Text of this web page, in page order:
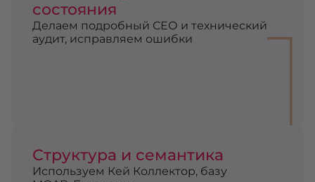
состояния
Делаем подробный СЕО и технический
аудит, исправляем ошибки
1
Структура и семантика
Используем Кей Коллектор, базу